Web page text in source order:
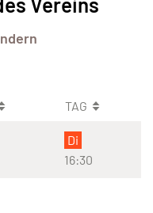
TAG
Di
16:30